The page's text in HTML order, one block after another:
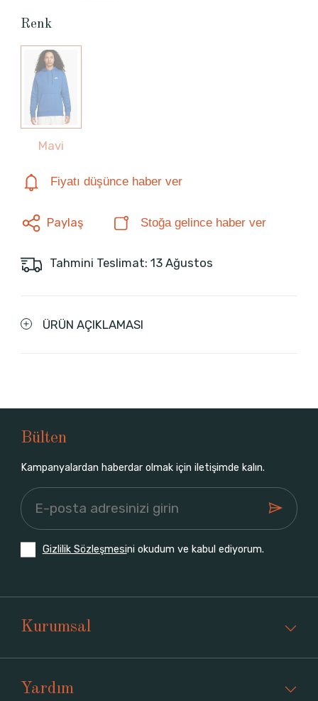
Renk
Mavi
Fiyatı düşünce haber ver
Paylaş Stoğa gelince haber ver
Tahmini Teslimat: 13 Ağustos
ÜRÜN AÇIKLAMASI
Bülten
Kampanyalardan haberdar olmak için iletişimde kalın.
Gizlilik Sözleşmesini okudum ve kabul ediyorum.
Kurumsal
Yardım